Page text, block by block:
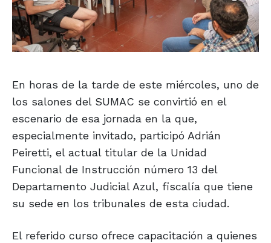
En horas de la tarde de este miércoles, uno de
los salones del SUMAC se convirtió en el
escenario de esa jornada en la que,
especialmente invitado, participó Adrián
Peiretti, el actual titular de la Unidad
Funcional de Instrucción número 13 del
Departamento Judicial Azul, fiscalía que tiene
su sede en los tribunales de esta ciudad.
El referido curso ofrece capacitación a quienes